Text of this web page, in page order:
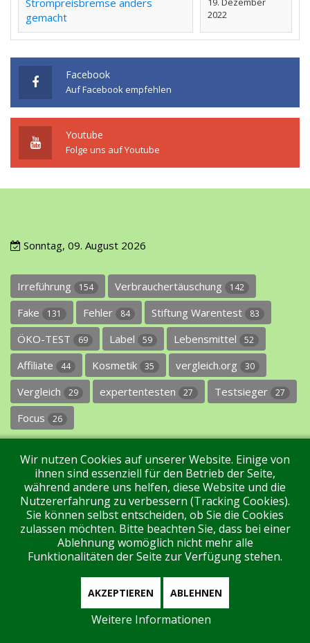
Strompreisbremse anders
gemacht
2022
Facebook
Auf Facebook empfehlen
Youtube
Folge uns auf Youtube
Sonntag, 09. August 2026
Irreführung 154 Verbrauchertäuschung 142
Fake 131 Fehler 84 Stiftung Warentest 83
ÖKO-TEST 69 Label 59 Lebensmittel 52
Affiliate 44 Kosmetik 35 vergleich.org 30
Vergleich 29 expertentesten 27 Testsieger 27
Focus 26
Impressum Datenschutz Über uns Kontakt
Tags Unterstützen Sie uns! Login
Aktuell sind 49 Gäste und keine Mitglieder online
Wir nutzen Cookies auf unserer Website. Einige von
ihnen sind essenziell für den Betrieb der Seite,
während andere uns helfen, diese Website und die
Nutzererfahrung zu verbessern (Tracking Cookies).
Sie können selbst entscheiden, ob Sie die Cookies
zulassen möchten. Bitte beachten Sie, dass bei einer
Ablehnung womöglich nicht mehr alle
Funktionalitäten der Seite zur Verfügung stehen.
AKZEPTIEREN ABLEHNEN
Weitere Informationen